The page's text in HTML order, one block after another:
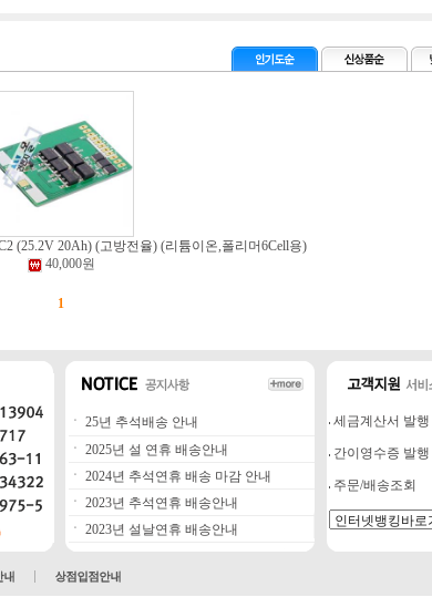
(25.2V 20Ah) (고방전율) (리튬이온,폴리머6Cell용)
40,000원
1
ㆍ 25년 추석배송 안내
ㆍ 2025년 설 연휴 배송안내
ㆍ 2024년 추석연휴 배송 마감 안내
ㆍ 2023년 추석연휴 배송안내
ㆍ 2023년 설날연휴 배송안내
세금계산서 발행
간이영수증 발행
주문/배송조회